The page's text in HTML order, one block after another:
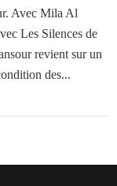
Avec Mila Al
Les Silences de
revient sur un
des...